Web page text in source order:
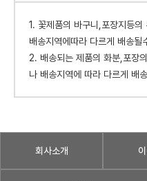
1. 꽃제품의 바구니,포장지등
배송지역에따라 다르게 배송될
2. 배송되는 제품의 화분,포장
나 배송지역에 따라 다르게 배
회사소개